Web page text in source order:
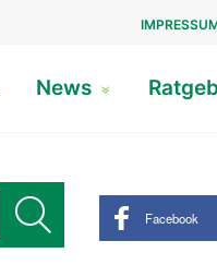
News
Share buttons
Facebook